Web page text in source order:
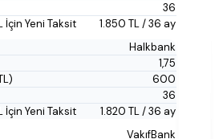
36
1.850 TL / 36 ay
Halkbank
1,75
600
36
1.820 TL / 36 ay
VakıfBank